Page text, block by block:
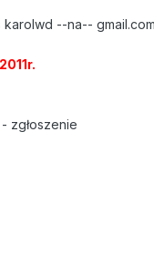
--na--
zgłoszenie